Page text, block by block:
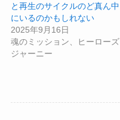
と再生のサイクルのど真ん中
にいるのかもしれない
2025年9月16日
魂のミッション、ヒーローズ
ジャーニー